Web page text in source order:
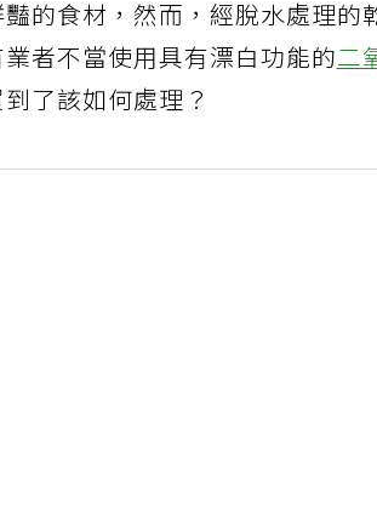
的食材，然而，經脫水處理的
者不當使用具有漂白功能的二
了該如何處理？